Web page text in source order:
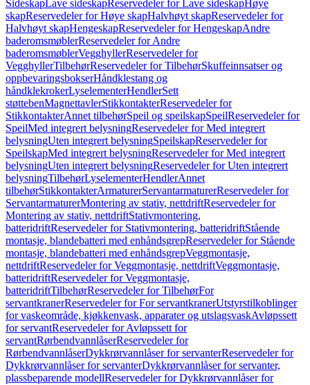
SideskapLave sideskapReservedeler for Lave sideskapHøye
skapReservedeler for Høye skapHalvhøyt skapReservedeler for
Halvhøyt skapHengeskapReservedeler for HengeskapAndre
baderomsmøblerReservedeler for Andre
baderomsmøblerVegghyllerReservedeler for
VegghyllerTilbehørReservedeler for TilbehørSkuffeinnsatser og
oppbevaringsbokserHåndklestang og
håndklekrokerLyselementerHendlerSett
støttebenMagnettavlerStikkontakterReservedeler for
StikkontakterAnnet tilbehørSpeil og speilskapSpeilReservedeler for
SpeilMed integrert belysningReservedeler for Med integrert
belysningUten integrert belysningSpeilskapReservedeler for
SpeilskapMed integrert belysningReservedeler for Med integrert
belysningUten integrert belysningReservedeler for Uten integrert
belysningTilbehørLyselementerHendlerAnnet
tilbehørStikkontakterArmaturerServantarmaturerReservedeler for
ServantarmaturerMontering av stativ, nettdriftReservedeler for
Montering av stativ, nettdriftStativmontering,
batteridriftReservedeler for Stativmontering, batteridriftStående
montasje, blandebatteri med enhåndsgrepReservedeler for Stående
montasje, blandebatteri med enhåndsgrepVeggmontasje,
nettdriftReservedeler for Veggmontasje, nettdriftVeggmontasje,
batteridriftReservedeler for Veggmontasje,
batteridriftTilbehørReservedeler for TilbehørFor
servantkranerReservedeler for For servantkranerUtstyrstilkoblinger
for vaskeområde, kjøkkenvask, apparater og utslagsvaskAvløpssett
for servantReservedeler for Avløpssett for
servantRørbendvannlåserReservedeler for
RørbendvannlåserDykkrørvannlåser for servanterReservedeler for
Dykkrørvannlåser for servanterDykkrørvannlåser for servanter,
plassbeparende modellReservedeler for Dykkrørvannlåser for